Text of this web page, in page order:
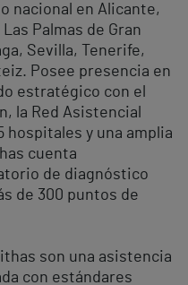
nacional en Alicante,
Palmas de Gran
Sevilla, Tenerife,
Posee presencia en
estratégico con el
la Red Asistencial
hospitales y una amplia
cuenta
de diagnóstico
de 300 puntos de
son una asistencia
con estándares